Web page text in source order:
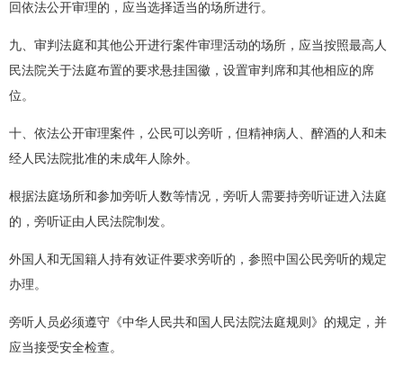
回依法公开审理的，应当选择适当的场所进行。
九、审判法庭和其他公开进行案件审理活动的场所，应当按照最高人
民法院关于法庭布置的要求悬挂国徽，设置审判席和其他相应的席
位。
十、依法公开审理案件，公民可以旁听，但精神病人、醉酒的人和未
经人民法院批准的未成年人除外。
根据法庭场所和参加旁听人数等情况，旁听人需要持旁听证进入法庭
的，旁听证由人民法院制发。
外国人和无国籍人持有效证件要求旁听的，参照中国公民旁听的规定
办理。
旁听人员必须遵守《中华人民共和国人民法院法庭规则》的规定，并
应当接受安全检查。